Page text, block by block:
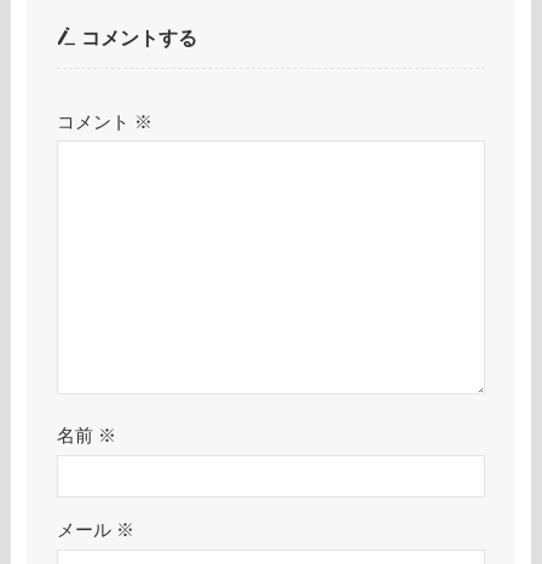
コメントする
コメント ※
名前 ※
メール ※